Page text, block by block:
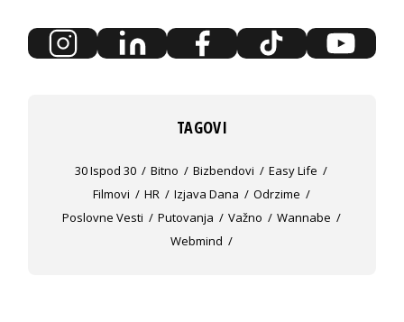
TAGOVI
30 Ispod 30 Bitno Bizbendovi
Easy Life
Filmovi
HR Izjava Dana
Odrzime
Poslovne Vesti
Putovanja Važno
Wannabe
Webmind